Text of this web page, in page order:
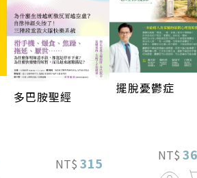
多巴胺聖經
NT$ 315
擺脫憂鬱症
NT$